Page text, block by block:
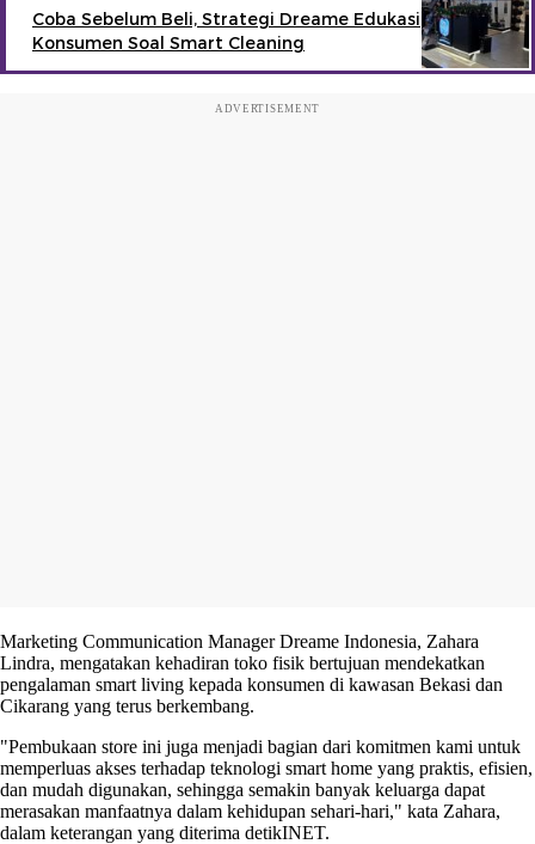
Coba Sebelum Beli, Strategi Dreame Edukasi
Konsumen Soal Smart Cleaning
ADVERTISEMENT
Marketing Communication Manager Dreame Indonesia, Zahara
Lindra, mengatakan kehadiran toko fisik bertujuan mendekatkan
pengalaman smart living kepada konsumen di kawasan Bekasi dan
Cikarang yang terus berkembang.
"Pembukaan store ini juga menjadi bagian dari komitmen kami untuk
memperluas akses terhadap teknologi smart home yang praktis, efisien,
dan mudah digunakan, sehingga semakin banyak keluarga dapat
merasakan manfaatnya dalam kehidupan sehari-hari," kata Zahara,
dalam keterangan yang diterima detikINET.